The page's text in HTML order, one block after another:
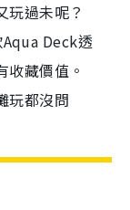
玩過未呢？
Deck透
收藏價值。
玩都沒問